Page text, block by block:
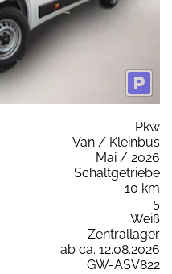
Pkw
Van / Kleinbus
Mai / 2026
Schaltgetriebe
10 km
5
Weiß
Zentrallager
ab ca. 12.08.2026
GW-ASV822